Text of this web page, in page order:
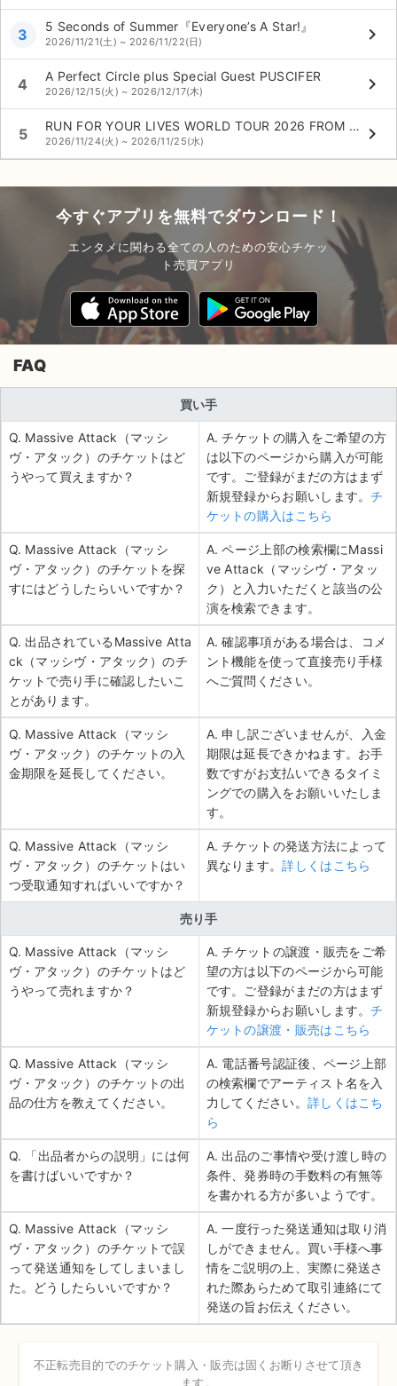
3 5 Seconds of Summer『Everyone’s A Star!』
2026/11/21(土) ~ 2026/11/22(日) keyboard_arrow_right
4 A Perfect Circle plus Special Guest PUSCIFER
2026/12/15(火) ~ 2026/12/17(木) keyboard_arrow_right
5 RUN FOR YOUR LIVES WORLD TOUR 2026 FROM IRON MAIDEN TO FEAR OF THE DARK
2026/11/24(火) ~ 2026/11/25(水) keyboard_arrow_right
今すぐアプリを無料でダウンロード！
エンタメに関わる全ての人のための安心チケッ
ト売買アプリ
FAQ
買い手
Q. Massive Attack（マッシ
ヴ・アタック）のチケットはど
うやって買えますか？
A. チケットの購入をご希望の方
は以下のページから購入が可能
です。ご登録がまだの方はまず
新規登録からお願いします。チ
ケットの購入はこちら
Q. Massive Attack（マッシ
ヴ・アタック）のチケットを探
すにはどうしたらいいですか？
A. ページ上部の検索欄にMassi
ve Attack（マッシヴ・アタッ
ク）と入力いただくと該当の公
演を検索できます。
Q. 出品されているMassive Atta
ck（マッシヴ・アタック）のチ
ケットで売り手に確認したいこ
とがあります。
A. 確認事項がある場合は、コメ
ント機能を使って直接売り手様
へご質問ください。
Q. Massive Attack（マッシ
ヴ・アタック）のチケットの入
金期限を延長してください。
A. 申し訳ございませんが、入金
期限は延長できかねます。お手
数ですがお支払いできるタイミ
ングでの購入をお願いいたしま
す。
Q. Massive Attack（マッシ
ヴ・アタック）のチケットはい
つ受取通知すればいいですか？
A. チケットの発送方法によって
異なります。詳しくはこちら
売り手
Q. Massive Attack（マッシ
ヴ・アタック）のチケットはど
うやって売れますか？
A. チケットの譲渡・販売をご希
望の方は以下のページから可能
です。ご登録がまだの方はまず
新規登録からお願いします。チ
ケットの譲渡・販売はこちら
Q. Massive Attack（マッシ
ヴ・アタック）のチケットの出
品の仕方を教えてください。
A. 電話番号認証後、ページ上部
の検索欄でアーティスト名を入
力してください。 詳しくはこち
ら
Q. 「出品者からの説明」には何
を書けばいいですか？
A. 出品のご事情や受け渡し時の
条件、発券時の手数料の有無等
を書かれる方が多いようです。
Q. Massive Attack（マッシ
ヴ・アタック）のチケットで誤
って発送通知をしてしまいまし
た。どうしたらいいですか？
A. 一度行った発送通知は取り消
しができません。買い手様へ事
情をご説明の上、実際に発送さ
れた際あらためて取引連絡にて
発送の旨お伝えください。
不正転売目的でのチケット購入・販売は固くお断りさせて頂き
ます。